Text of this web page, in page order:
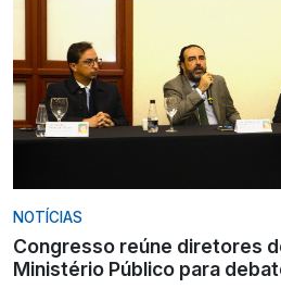
NOTÍCIAS
Congresso reúne diretores
Ministério Público para